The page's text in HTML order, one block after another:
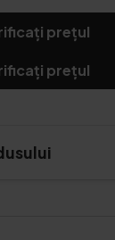
prețul
prețul